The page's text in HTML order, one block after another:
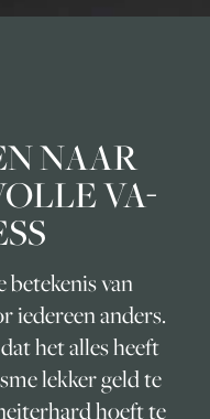
NAAR
VA-
betekenis van
iedereen anders.
het alles heeft
lekker geld te
hoeft te